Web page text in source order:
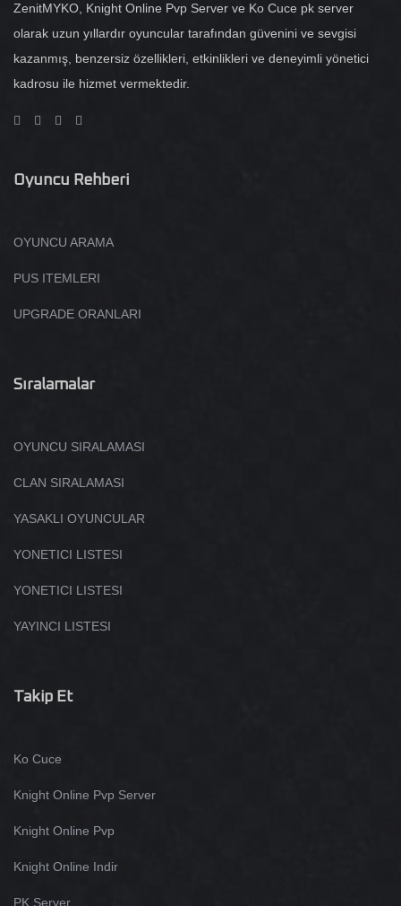
ZenitMYKO, Knight Online Pvp Server ve Ko Cuce pk server
olarak uzun yıllardır oyuncular tarafından güvenini ve sevgisi
kazanmış, benzersiz özellikleri, etkinlikleri ve deneyimli yönetici
kadrosu ile hizmet vermektedir.
Oyuncu Rehberi
OYUNCU ARAMA
PUS ITEMLERI
UPGRADE ORANLARI
Sıralamalar
OYUNCU SIRALAMASI
CLAN SIRALAMASI
YASAKLI OYUNCULAR
YONETICI LISTESI
YONETICI LISTESI
YAYINCI LISTESI
Takip Et
Ko Cuce
Knight Online Pvp Server
Knight Online Pvp
Knight Online Indir
PK Server